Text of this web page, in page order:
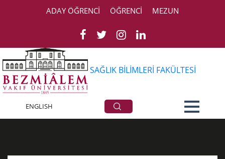
ADAY ÖĞRENCİ ÖĞRENCİ MEZUN
SAĞLIK BİLİMLERİ FAKÜLTESİ
ENGLISH Duyurular